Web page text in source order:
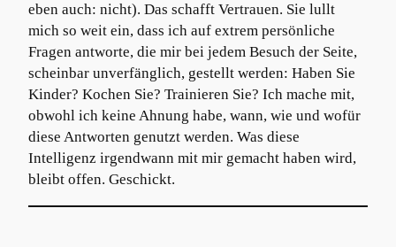
eben auch: nicht). Das schafft Vertrauen. Sie lullt
mich so weit ein, dass ich auf extrem persönliche
Fragen antworte, die mir bei jedem Besuch der Seite,
scheinbar unverfänglich, gestellt werden: Haben Sie
Kinder? Kochen Sie? Trainieren Sie? Ich mache mit,
obwohl ich keine Ahnung habe, wann, wie und wofür
diese Antworten genutzt werden. Was diese
Intelligenz irgendwann mit mir gemacht haben wird,
bleibt offen. Geschickt.